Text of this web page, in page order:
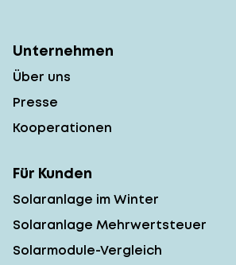
Unternehmen
Über uns
Presse
Kooperationen
Für Kunden
Solaranlage im Winter
Solaranlage Mehrwertsteuer
Solarmodule-Vergleich